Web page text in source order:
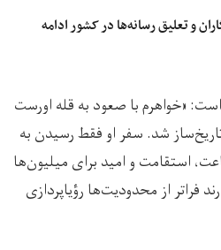
و تعلیق رسانه‌ها در کشور ادامه
«خواهرم با صعود به قله اورست
شد. سفر او فقط رسیدن به
استقامت و امید برای میلیون‌ها
فراتر از محدودیت‌ها رؤیاپردازی